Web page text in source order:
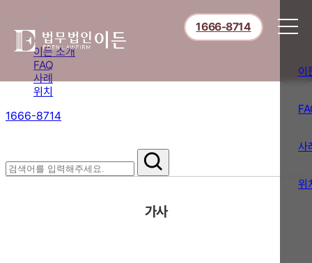
이든 소개
FAQ
사례
위치
1666-8714
1666-8714
이
사
위
가사